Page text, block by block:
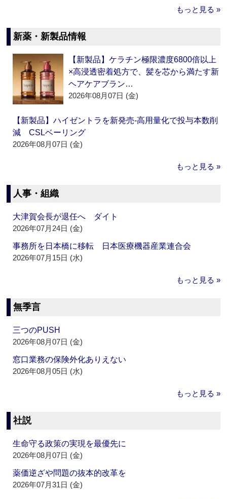
もっと見る »
新薬・新製品情報
【新製品】ケラチン極限濃度6800倍以上
×高浸透密着処方で、髪を芯から満たす新
ヘアケアブラン…
2026年08月07日 (金)
【新製品】ハイゼントラを新発売‐高用量化で投与本数削
減 CSLベーリング
2026年08月07日 (金)
もっと見る »
人事・組織
大津賀会長が退任へ ダイト
2026年07月24日 (金)
事務所を日本橋に移転 日本医療機器産業連合会
2026年07月15日 (水)
もっと見る »
無季言
三つのPUSH
2026年08月07日 (金)
窓口業務の保険外化ありえない
2026年08月05日 (水)
もっと見る »
社説
生命守る政策の実現を最優先に
2026年08月07日 (金)
薬価逆ざや問題の抜本的改革を
2026年07月31日 (金)